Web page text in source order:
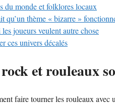
du monde et folklores locaux
qu’un thème « bizarre »
joueurs veulent autre chose
ces univers décalés
et rouleaux
faire tourner les rouleaux avec